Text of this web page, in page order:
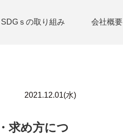
SDGｓの取り組み
会社概要
2021.12.01(水)
求め方につ